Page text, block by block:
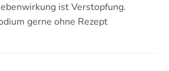
ist Verstopfung.
gerne ohne Rezept